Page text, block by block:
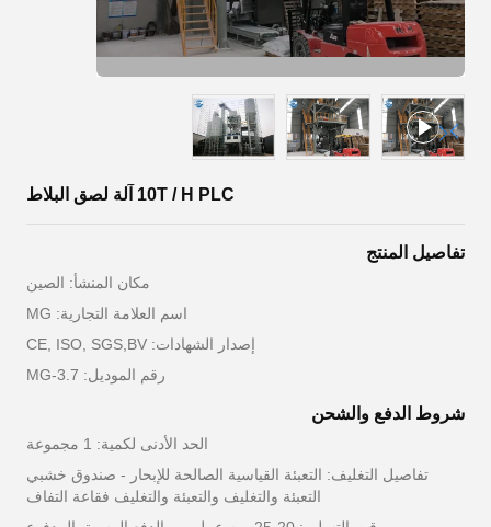
10T / H PLC آلة لصق البلاط
تفاصيل المنتج
مكان المنشأ: الصين
اسم العلامة التجارية: MG
إصدار الشهادات: CE, ISO, SGS,BV
رقم الموديل: MG-3.7
شروط الدفع والشحن
الحد الأدنى لكمية: 1 مجموعة
تفاصيل التغليف: التعبئة القياسية الصالحة للإبحار - صندوق خشبي
التعبئة والتغليف والتعبئة والتغليف فقاعة التفاف